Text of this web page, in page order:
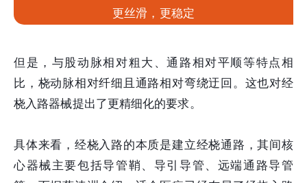
更丝滑，更稳定
但是，与股动脉相对粗大、通路相对平顺等特点相
比，桡动脉相对纤细且通路相对弯绕迂回。这也对经
桡入路器械提出了更精细化的要求。
具体来看，经桡入路的本质是建立经桡通路，其间核
心器械主要包括导管鞘、导引导管、远端通路导管